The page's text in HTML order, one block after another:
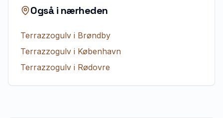
Også i nærheden
Terrazzogulv i Brøndby
Terrazzogulv i København
Terrazzogulv i Rødovre